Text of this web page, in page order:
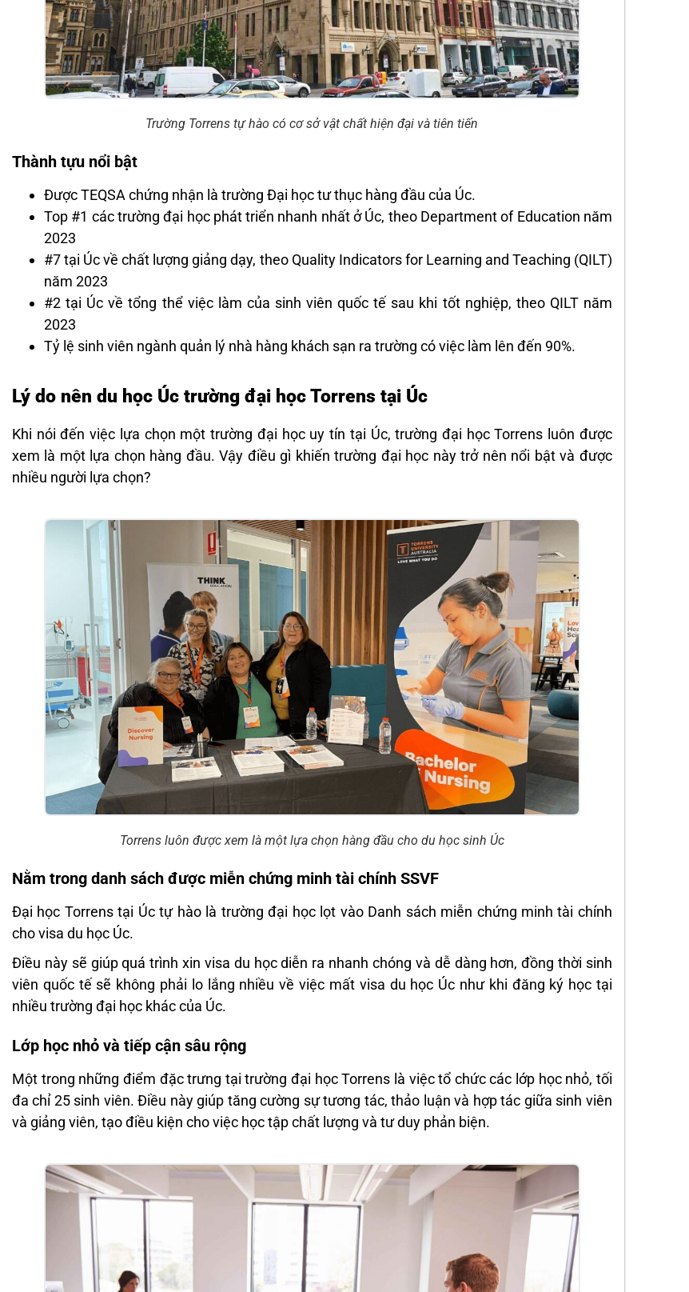
Trường Torrens tự hào có cơ sở vật chất hiện đại và tiên tiến
Thành tựu nổi bật
Được TEQSA chứng nhận là trường Đại học tư thục hàng đầu của Úc.
Top #1 các trường đại học phát triển nhanh nhất ở Úc, theo Department of Education năm
2023
#7 tại Úc về chất lượng giảng dạy, theo Quality Indicators for Learning and Teaching (QILT)
năm 2023
#2 tại Úc về tổng thể việc làm của sinh viên quốc tế sau khi tốt nghiệp, theo QILT năm
2023
Tỷ lệ sinh viên ngành quản lý nhà hàng khách sạn ra trường có việc làm lên đến 90%.
Lý do nên du học Úc trường đại học Torrens tại Úc
Khi nói đến việc lựa chọn một trường đại học uy tín tại Úc, trường đại học Torrens luôn được
xem là một lựa chọn hàng đầu. Vậy điều gì khiến trường đại học này trở nên nổi bật và được
nhiều người lựa chọn?
Torrens luôn được xem là một lựa chọn hàng đầu cho du học sinh Úc
Nằm trong danh sách được miễn chứng minh tài chính SSVF
Đại học Torrens tại Úc tự hào là trường đại học lọt vào Danh sách miễn chứng minh tài chính
cho visa du học Úc.
Điều này sẽ giúp quá trình xin visa du học diễn ra nhanh chóng và dễ dàng hơn, đồng thời sinh
viên quốc tế sẽ không phải lo lắng nhiều về việc mất visa du học Úc như khi đăng ký học tại
nhiều trường đại học khác của Úc.
Lớp học nhỏ và tiếp cận sâu rộng
Một trong những điểm đặc trưng tại trường đại học Torrens là việc tổ chức các lớp học nhỏ, tối
đa chỉ 25 sinh viên. Điều này giúp tăng cường sự tương tác, thảo luận và hợp tác giữa sinh viên
và giảng viên, tạo điều kiện cho việc học tập chất lượng và tư duy phản biện.